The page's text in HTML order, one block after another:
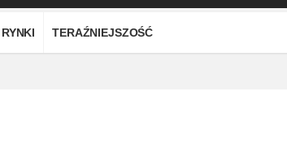
RYNKI TERAŹNIEJSZOŚĆ